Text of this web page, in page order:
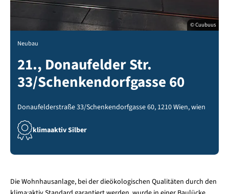
© Cuubuus
Neubau
21., Donaufelder Str.
33/Schenkendorfgasse 60
Donaufelderstraße 33/Schenkendorfgasse 60, 1210 Wien, wien
klimaaktiv Silber
Die Wohnhausanlage, bei der dieökologischen Qualitäten durch den